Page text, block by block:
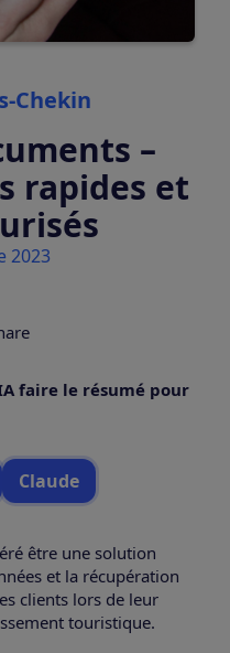
Chekin
–
rapides et
2023
faire le résumé pour
Claude
être une solution
et la récupération
clients lors de leur
touristique.